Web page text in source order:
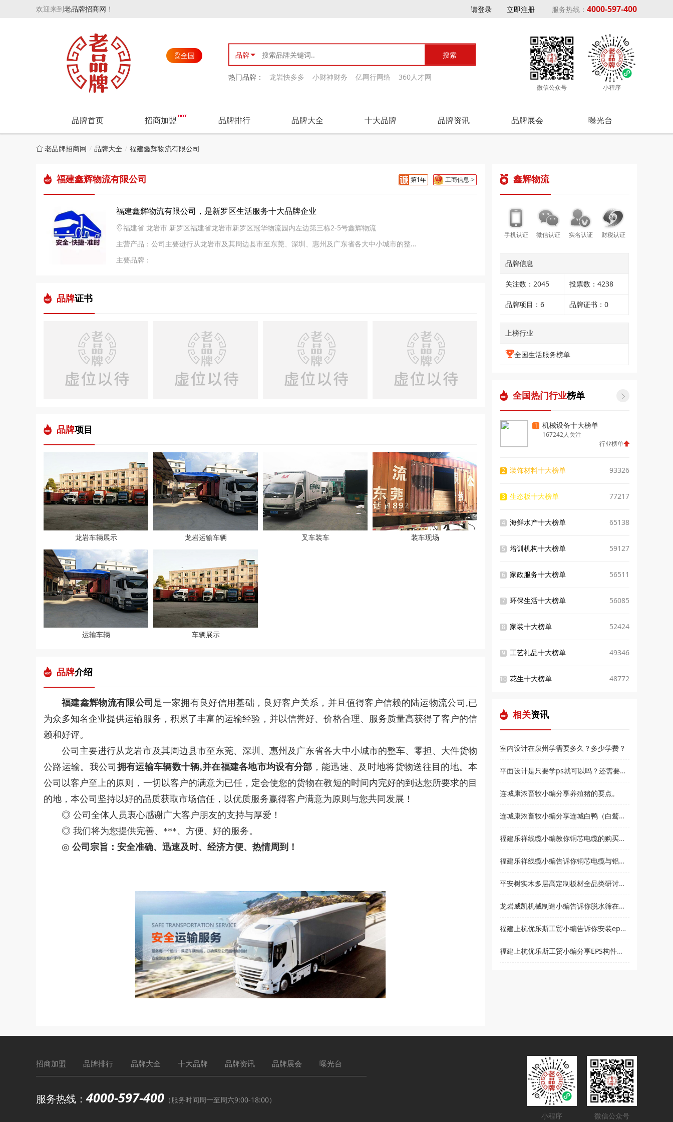
欢迎来到老品牌招商网 ！ 请登录 立即注册 服务热线： 4000-597-400
全国 品牌
热门品牌： 龙岩快多多 小财神财务 亿网行网络 360人才网
微信公众号 小程序
品牌首页 招商加盟 品牌排行 品牌大全 十大品牌 品牌资讯 品牌展会 曝光台
老品牌招商网 品牌大全 福建鑫辉物流有限公司
第1年 工商信息->
福建鑫辉物流有限公司
福建鑫辉物流有限公司，是新罗区生活服务十大品牌企业
福建省 龙岩市 新罗区福建省龙岩市新罗区冠华物流园内左边第三栋2-5号鑫辉物流
主营产品：公司主要进行从龙岩市及其周边县市至东莞、深圳、惠州及广东省各大中小城市的整车、零担、大件货物公路运输
主要品牌：
品牌证书
品牌项目
龙岩车辆展示 龙岩运输车辆 叉车装车 装车现场
运输车辆 车辆展示
品牌介绍
福建鑫辉物流有限公司 是一家拥有良好信用基础，良好客户关系，并且值得客户信赖的陆运物流公司,已
为众多知名企业提供运输服务，积累了丰富的运输经验，并以信誉好、价格合理、服务质量高获得了客户的信
赖和好评。
公司主要进行从龙岩市及其周边县市至东莞、深圳、惠州及广东省各大中小城市的整车、零担、大件货物
公路运输。我公司 拥有运输车辆数十辆,并在福建各地市均设有分部 ，能迅速、及时地将货物送往目的地。本
公司以客户至上的原则，一切以客户的满意为已任，定会使您的货物在教短的时间内完好的到达您所要求的目
的地，本公司坚持以好的品质获取市场信任，以优质服务赢得客户满意为原则与您共同发展！
◎ 公司全体人员衷心感谢广大客户朋友的支持与厚爱！
◎ 我们将为您提供完善、***、方便、好的服务。
◎ 公司宗旨：安全准确、迅速及时、经济方便、热情周到！
鑫辉物流
手机认证 微信认证 实名认证 财税认证
品牌信息
关注数：2045 投票数：4238
品牌项目：6 品牌证书：0
上榜行业
全国生活服务榜单
全国热门行业榜单 
1 机械设备十大榜单
167242人关注
行业榜单
2 装饰材料十大榜单 93326
3 生态板十大榜单 77217
4 海鲜水产十大榜单 65138
5 培训机构十大榜单 59127
6 家政服务十大榜单 56511
7 环保生活十大榜单 56085
8 家装十大榜单 52424
9 工艺礼品十大榜单 49346
10 花生十大榜单 48772
相关资讯
室内设计在泉州学需要多久？多少学费？
平面设计是只要学ps就可以吗？还需要学什么？和高新教育小编来了解
连城康浓畜牧小编分享养殖猪的要点。
连城康浓畜牧小编分享连城白鸭（白鹜鸭）简介
福建乐祥线缆小编教你铜芯电缆的购买技巧？
福建乐祥线缆小编告诉你铜芯电缆与铝芯电缆各有什么优点
平安树实木多层高定制板材全品类研讨会暨2021***经销商大会即将盛大召开
龙岩威凯机械制造小编告诉你脱水筛在使用时要注意哪些事项
福建上杭优乐斯工贸小编告诉你安装eps线条的注意事项
福建上杭优乐斯工贸小编分享EPS构件的应用领域
招商加盟 品牌排行 品牌大全 十大品牌 品牌资讯 品牌展会 曝光台
服务热线：4000-597-400 （服务时间周一至周六9:00-18:00）
小程序
微信公众号